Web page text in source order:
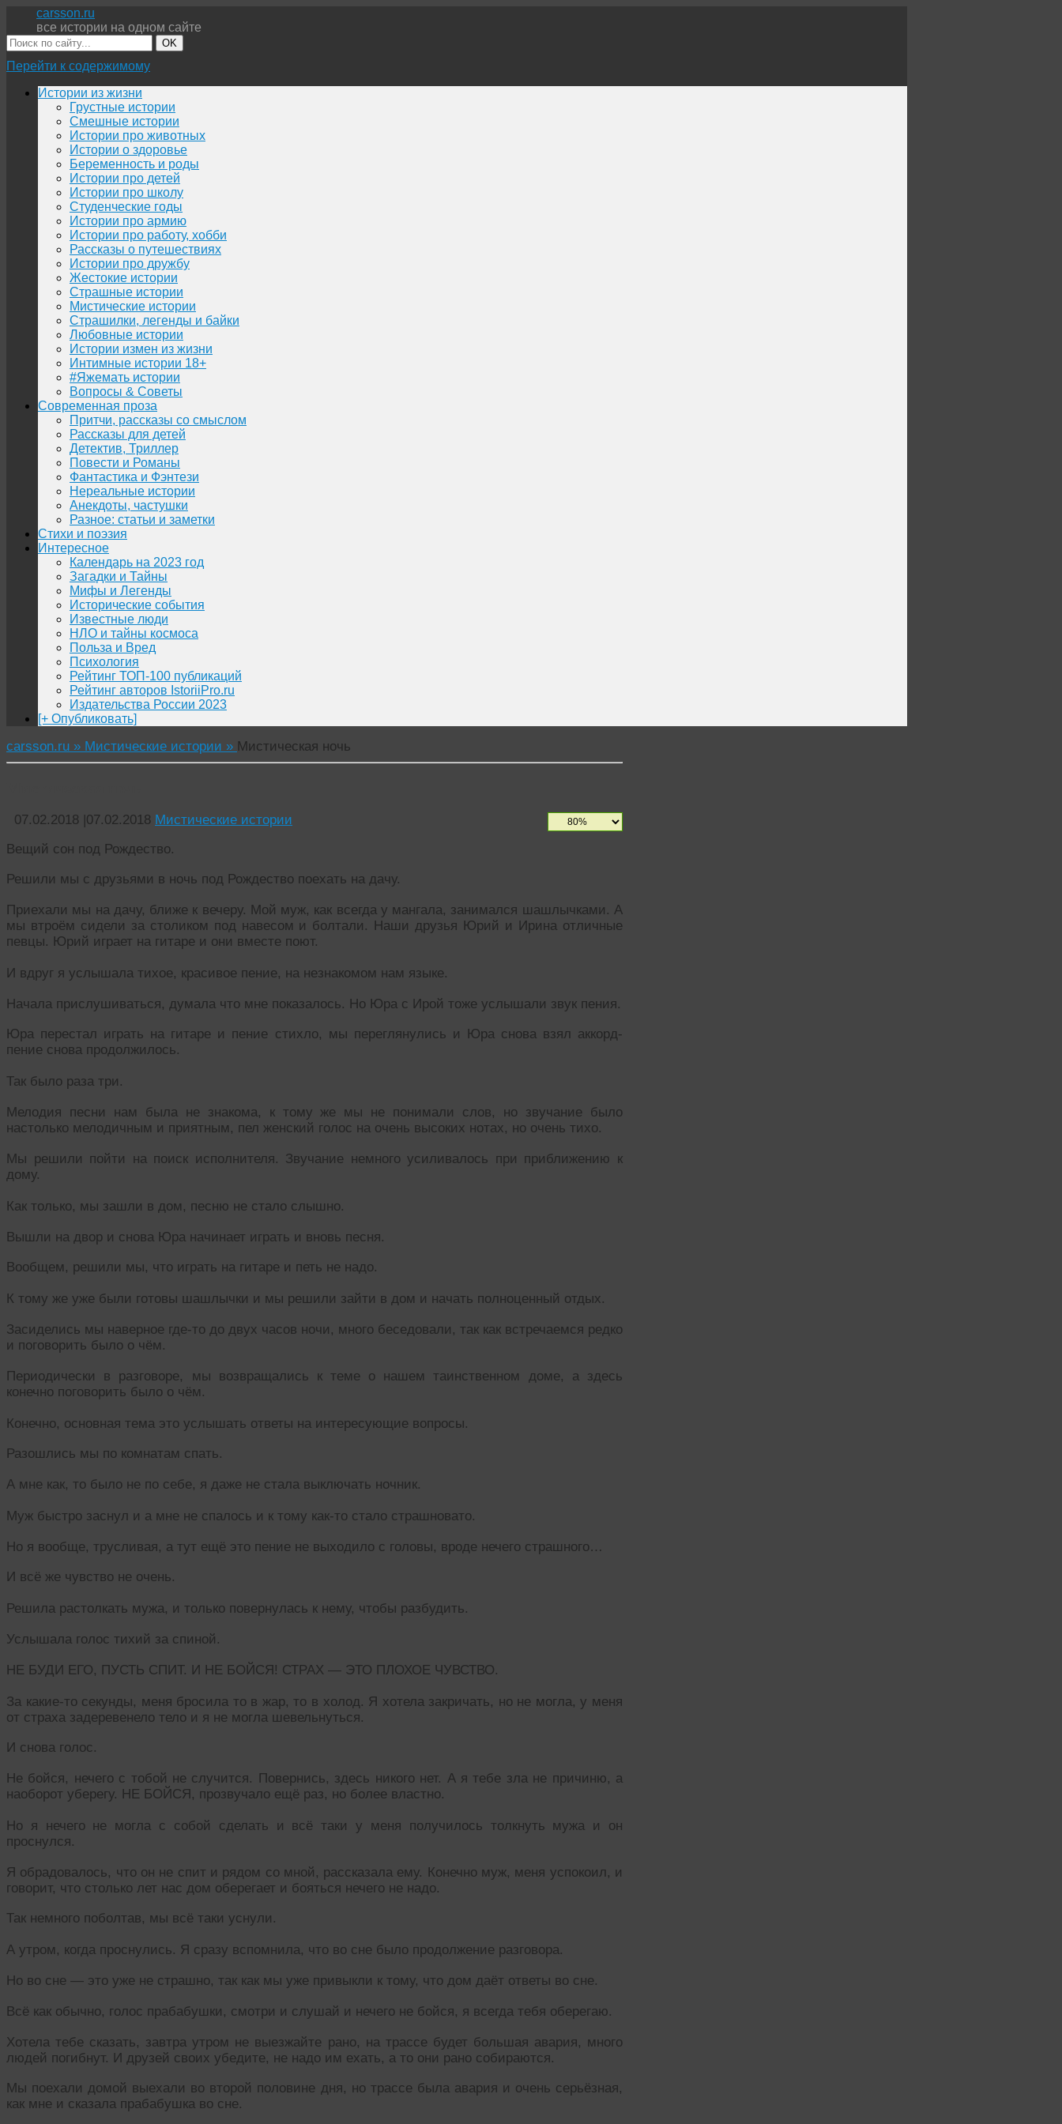
carsson.ru
все истории на одном сайте
OK
Перейти к содержимому
Истории из жизни
Грустные истории
Смешные истории
Истории про животных
Истории о здоровье
Беременность и роды
Истории про детей
Истории про школу
Студенческие годы
Истории про армию
Истории про работу, хобби
Рассказы о путешествиях
Истории про дружбу
Жестокие истории
Страшные истории
Мистические истории
Страшилки, легенды и байки
Любовные истории
Истории измен из жизни
Интимные истории 18+
#Яжемать истории
Вопросы & Советы
Современная проза
Притчи, рассказы со смыслом
Рассказы для детей
Детектив, Триллер
Повести и Романы
Фантастика и Фэнтези
Нереальные истории
Анекдоты, частушки
Разное: статьи и заметки
Стихи и поэзия
Интересное
Календарь на 2023 год
Загадки и Тайны
Мифы и Легенды
Исторические события
Известные люди
НЛО и тайны космоса
Польза и Вред
Психология
Рейтинг ТОП-100 публикаций
Рейтинг авторов IstoriiPro.ru
Издательства России 2023
[+ Опубликовать]
carsson.ru » Мистические истории » Мистическая ночь
07.02.2018 |07.02.2018 Мистические истории
Вещий сон под Рождество.
Решили мы с друзьями в ночь под Рождество поехать на дачу.
Приехали мы на дачу, ближе к вечеру. Мой муж, как всегда у мангала, занимался шашлычками. А
мы втроём сидели за столиком под навесом и болтали. Наши друзья Юрий и Ирина отличные
певцы. Юрий играет на гитаре и они вместе поют.
И вдруг я услышала тихое, красивое пение, на незнакомом нам языке.
Начала прислушиваться, думала что мне показалось. Но Юра с Ирой тоже услышали звук пения.
Юра перестал играть на гитаре и пение стихло, мы переглянулись и Юра снова взял аккорд-
пение снова продолжилось.
Так было раза три.
Мелодия песни нам была не знакома, к тому же мы не понимали слов, но звучание было
настолько мелодичным и приятным, пел женский голос на очень высоких нотах, но очень тихо.
Мы решили пойти на поиск исполнителя. Звучание немного усиливалось при приближению к
дому.
Как только, мы зашли в дом, песню не стало слышно.
Вышли на двор и снова Юра начинает играть и вновь песня.
Вообщем, решили мы, что играть на гитаре и петь не надо.
К тому же уже были готовы шашлычки и мы решили зайти в дом и начать полноценный отдых.
Засиделись мы наверное где-то до двух часов ночи, много беседовали, так как встречаемся редко
и поговорить было о чём.
Периодически в разговоре, мы возвращались к теме о нашем таинственном доме, а здесь
конечно поговорить было о чём.
Конечно, основная тема это услышать ответы на интересующие вопросы.
Разошлись мы по комнатам спать.
А мне как, то было не по себе, я даже не стала выключать ночник.
Муж быстро заснул и а мне не спалось и к тому как-то стало страшновато.
Но я вообще, трусливая, а тут ещё это пение не выходило с головы, вроде нечего страшного…
И всё же чувство не очень.
Решила растолкать мужа, и только повернулась к нему, чтобы разбудить.
Услышала голос тихий за спиной.
НЕ БУДИ ЕГО, ПУСТЬ СПИТ. И НЕ БОЙСЯ! СТРАХ — ЭТО ПЛОХОЕ ЧУВСТВО.
За какие-то секунды, меня бросила то в жар, то в холод. Я хотела закричать, но не могла, у меня
от страха задеревенело тело и я не могла шевельнуться.
И снова голос.
Не бойся, нечего с тобой не случится. Повернись, здесь никого нет. А я тебе зла не причиню, а
наоборот уберегу. НЕ БОЙСЯ, прозвучало ещё раз, но более властно.
Но я нечего не могла с собой сделать и всё таки у меня получилось толкнуть мужа и он
проснулся.
Я обрадовалось, что он не спит и рядом со мной, рассказала ему. Конечно муж, меня успокоил, и
говорит, что столько лет нас дом оберегает и бояться нечего не надо.
Так немного поболтав, мы всё таки уснули.
А утром, когда проснулись. Я сразу вспомнила, что во сне было продолжение разговора.
Но во сне — это уже не страшно, так как мы уже привыкли к тому, что дом даёт ответы во сне.
Всё как обычно, голос прабабушки, смотри и слушай и нечего не бойся, я всегда тебя оберегаю.
Хотела тебе сказать, завтра утром не выезжайте рано, на трассе будет большая авария, много
людей погибнут. И друзей своих убедите, не надо им ехать, а то они рано собираются.
Мы поехали домой выехали во второй половине дня, но трассе была авария и очень серьёзная,
как мне и сказала прабабушка во сне.